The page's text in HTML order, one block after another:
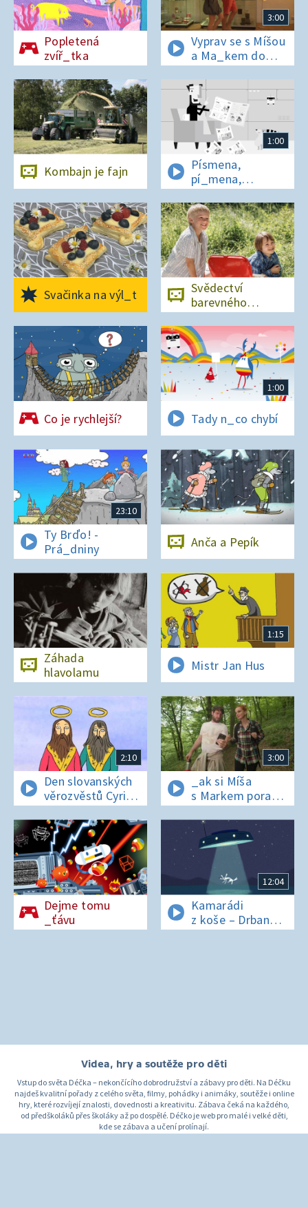
Popletená
zvíř_tka
3:00
Vyprav se s Míšou
a Ma_kem do
Dobrovických
muzeí
Kombajn je fajn
1:00
Písmena,
pí_mena,
písmena
Svačinka na výl_t
Svědectví
barevného
ostrova
Co je rychlejší?
1:00
Tady n_co chybí
23:10
Ty Brďo! -
Prá_dniny
Anča a Pepík
Záhada
hlavolamu
1:15
Mistr Jan Hus
2:10
Den slovanských
věrozvěstů Cyrila
a Metoděje
3:00
_ak si Míša
s Markem poradí
v lese bez
si_nálu?
Dejme tomu
_ťávu
12:04
Kamarádi
z koše – Drban
a UFO
Videa, hry a soutěže pro děti
Vstup do světa Déčka – nekončícího dobrodružství a zábavy pro děti. Na Déčku
najdeš kvalitní pořady z celého světa, filmy, pohádky i animáky, soutěže i online
hry, které rozvíjejí znalosti, dovednosti a kreativitu. Zábava čeká na každého,
od předškoláků přes školáky až po dospělé. Déčko je web pro malé i velké děti,
kde se zábava a učení prolínají.